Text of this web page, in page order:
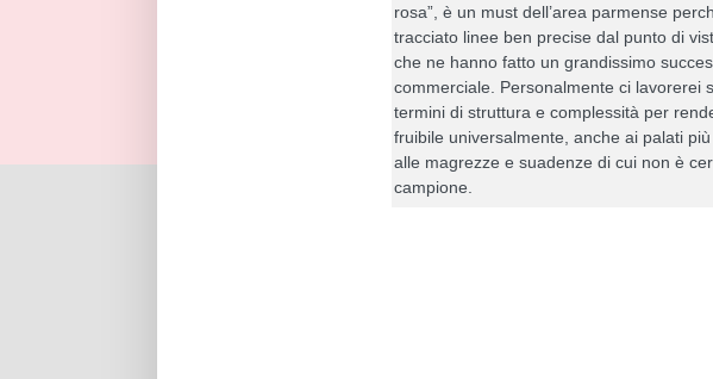
rosa”, è un must dell’area parmense
tracciato linee ben precise dal punto di
che ne hanno fatto un grandissimo
commerciale. Personalmente ci lavorerei
termini di struttura e complessità per
fruibile universalmente, anche ai palati
alle magrezze e suadenze di cui non è
campione.